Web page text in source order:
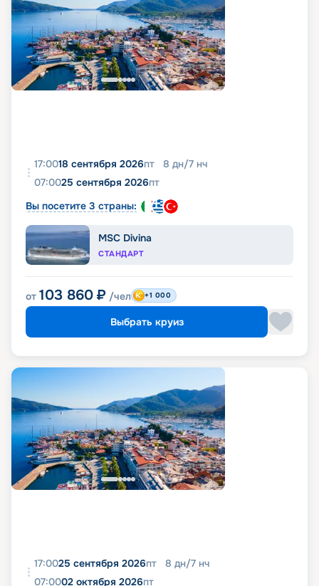
17:0018 сентября 2026пт 8 дн/7 нч
07:0025 сентября 2026пт
Вы посетите 3 страны:
MSC Divina
СТАНДАРТ
от 103 860 ₽ /чел +1 000
Выбрать круиз
17:0025 сентября 2026пт 8 дн/7 нч
07:0002 октября 2026пт